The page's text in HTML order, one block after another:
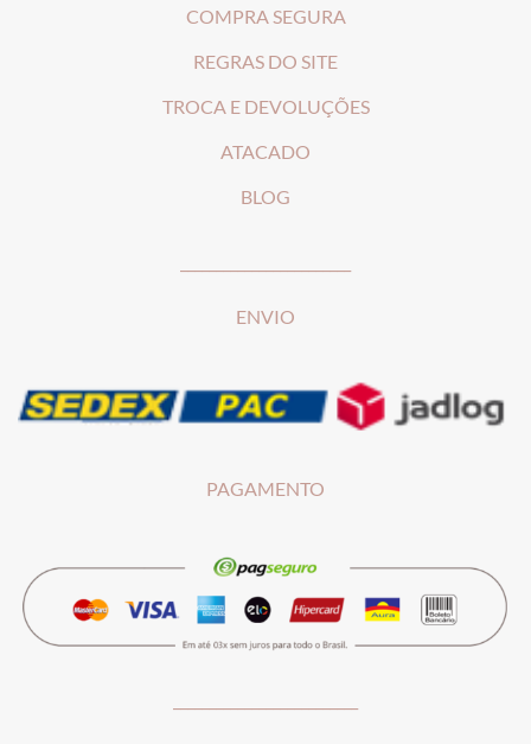
COMPRA SEGURA
REGRAS DO SITE
TROCA E DEVOLUÇÕES
ATACADO
BLOG
ENVIO
PAGAMENTO